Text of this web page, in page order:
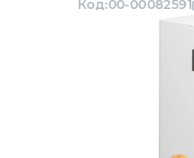
Код:00-00082591